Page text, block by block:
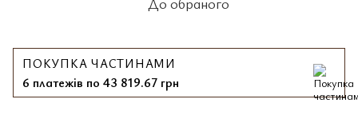
ПОКУПКА ЧАСТИНАМИ
6 платежів по 43 819.67 грн